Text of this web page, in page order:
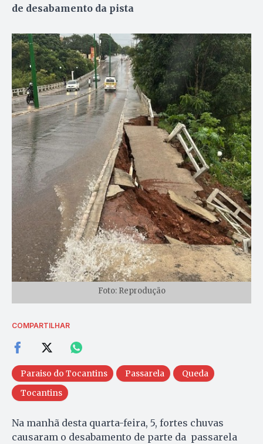
de desabamento da pista
Foto: Reprodução
COMPARTILHAR
Paraiso do Tocantins Passarela
Queda
Tocantins
Na manhã desta quarta-feira, 5, fortes chuvas
causaram o desabamento de parte da passarela